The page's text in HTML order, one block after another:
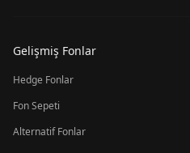
Gelişmiş Fonlar
Hedge Fonlar
Fon Sepeti
Alternatif Fonlar